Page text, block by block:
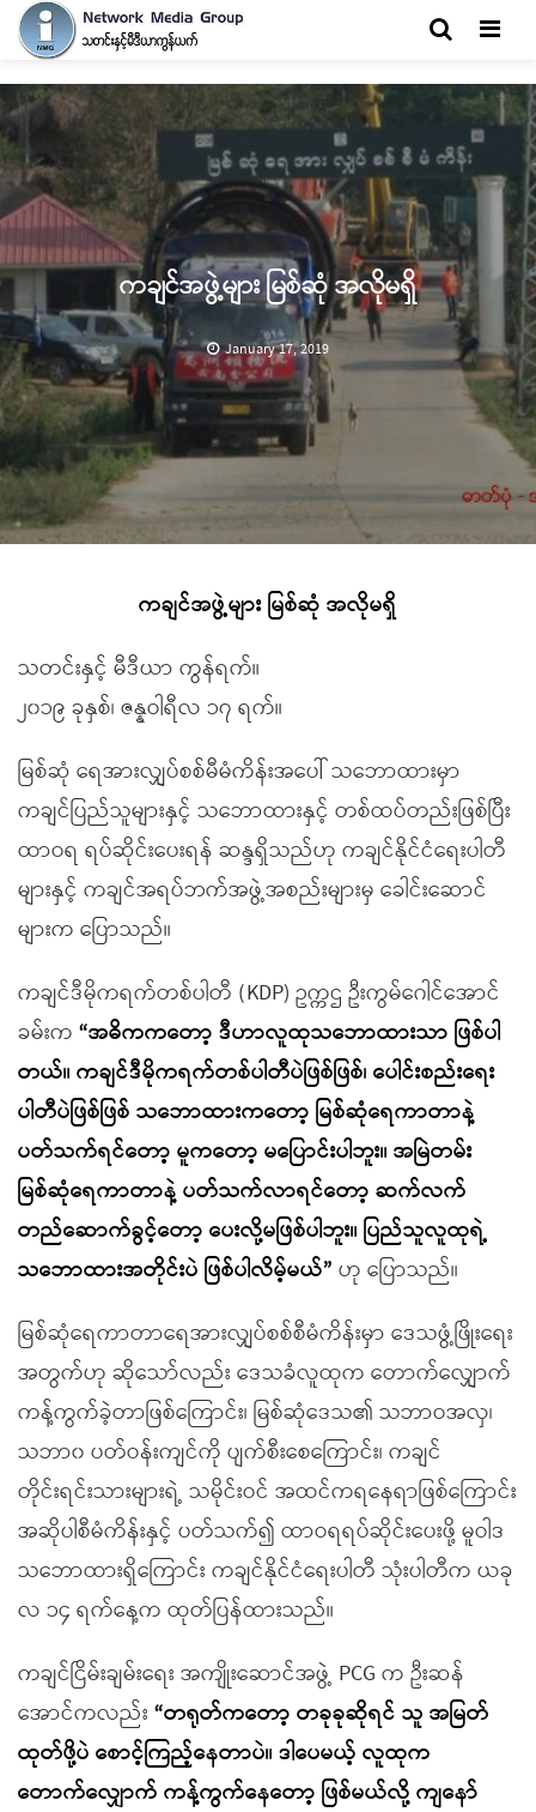
ကချင်အဖွဲ့များ မြစ်ဆုံ အလိုမရှိ
January 17, 2019
ကချင်အဖွဲ့များ မြစ်ဆုံ အလိုမရှိ
သတင်းနှင့် မီဒီယာ ကွန်ရက်။
၂၀၁၉ ခုနှစ်၊ ဇန္နဝါရီလ ၁၇ ရက်။
မြစ်ဆုံ ရေအားလျှပ်စစ်မီမံကိန်းအပေါ် သဘောထားမှာ
ကချင်ပြည်သူများနှင့် သဘောထားနှင့် တစ်ထပ်တည်းဖြစ်ပြီး
ထာဝရ ရပ်ဆိုင်းပေးရန် ဆန္ဒရှိသည်ဟု ကချင်နိုင်ငံရေးပါတီ
များနှင့် ကချင်အရပ်ဘက်အဖွဲ့အစည်းများမှ ခေါင်းဆောင်
များက ပြောသည်။
ကချင်ဒီမိုကရက်တစ်ပါတီ (KDP) ဥက္ကဌ ဦးကွမ်ဂေါင်အောင်
ခမ်းက “အဓိကကတော့ ဒီဟာလူထုသဘောထားသာ ဖြစ်ပါ
တယ်။ ကချင်ဒီမိုကရက်တစ်ပါတီပဲဖြစ်ဖြစ်၊ ပေါင်းစည်းရေး
ပါတီပဲဖြစ်ဖြစ် သဘောထားကတော့ မြစ်ဆုံရေကာတာနဲ့
ပတ်သက်ရင်တော့ မူကတော့ မပြောင်းပါဘူး။ အမြဲတမ်း
မြစ်ဆုံရေကာတာနဲ့ ပတ်သက်လာရင်တော့ ဆက်လက်
တည်ဆောက်ခွင့်တော့ ပေးလို့မဖြစ်ပါဘူး။ ပြည်သူလူထုရဲ့
သဘောထားအတိုင်းပဲ ဖြစ်ပါလိမ့်မယ်” ဟု ပြောသည်။
မြစ်ဆုံရေကာတာရေအားလျှပ်စစ်စီမံကိန်းမှာ ဒေသဖွံ့ဖြိုးရေး
အတွက်ဟု ဆိုသော်လည်း ဒေသခံလူထုက တောက်လျှောက်
ကန့်ကွက်ခဲ့တာဖြစ်ကြောင်း၊ မြစ်ဆုံဒေသ၏ သဘာဝအလှ၊
သဘာ၀ ပတ်ဝန်းကျင်ကို ပျက်စီးစေကြောင်း၊ ကချင်
တိုင်းရင်းသားများရဲ့ သမိုင်းဝင် အထင်ကရနေရာဖြစ်ကြောင်း
အဆိုပါစီမံကိန်းနှင့် ပတ်သက်၍ ထာဝရရပ်ဆိုင်းပေးဖို့ မူဝါဒ
သဘောထားရှိကြောင်း ကချင်နိုင်ငံရေးပါတီ သုံးပါတီက ယခု
လ ၁၄ ရက်နေ့က ထုတ်ပြန်ထားသည်။
ကချင်ငြိမ်းချမ်းရေး အကျိုးဆောင်အဖွဲ့ PCG က ဦးဆန်
အောင်ကလည်း “တရုတ်ကတော့ တခုခုဆိုရင် သူ အမြတ်
ထုတ်ဖို့ပဲ စောင့်ကြည့်နေတာပဲ။ ဒါပေမယ့် လူထုက
တောက်လျှောက် ကန့်ကွက်နေတော့ ဖြစ်မယ်လို့ ကျနော်